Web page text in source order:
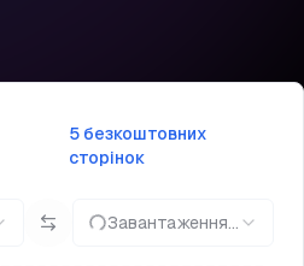
5 безкоштовних
сторінок
Завантаження...